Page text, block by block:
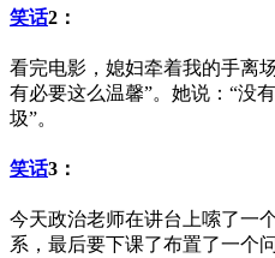
笑话2：
看完电影，媳妇牵着我的手离
有必要这么温馨”。她说：“没
圾”。
笑话3：
今天政治老师在讲台上嗦了一
系，最后要下课了布置了一个